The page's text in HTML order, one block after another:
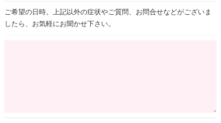
ご希望の日時。上記以外の症状やご質問、お問合せなどがございま
したら、お気軽にお聞かせ下さい。